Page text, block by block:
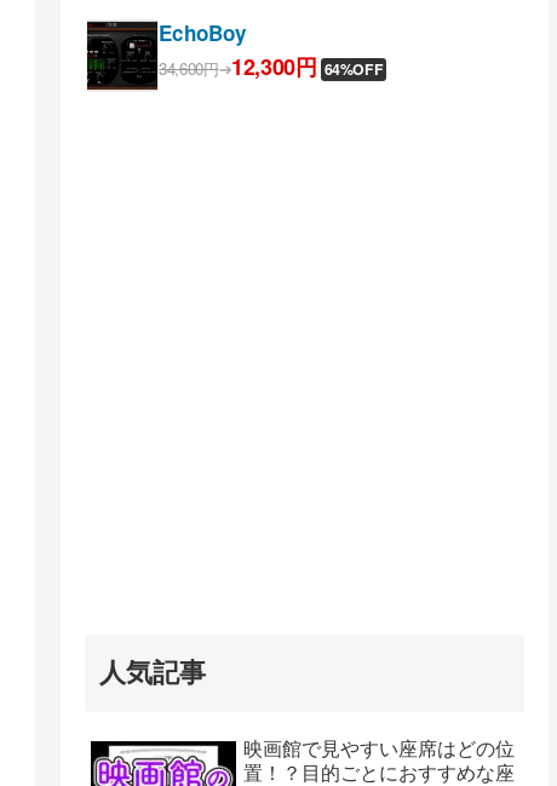
EchoBoy
34,600円➔12,300円 64%OFF
人気記事
映画館で見やすい座席はどの位
置！？目的ごとにおすすめな座